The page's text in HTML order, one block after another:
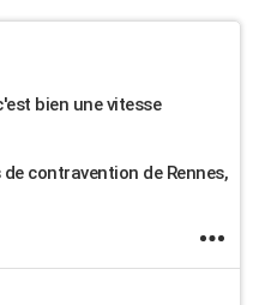
bien une vitesse
contravention de Rennes,